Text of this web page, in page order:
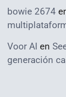
bowie 2674
Voor AI en
generación